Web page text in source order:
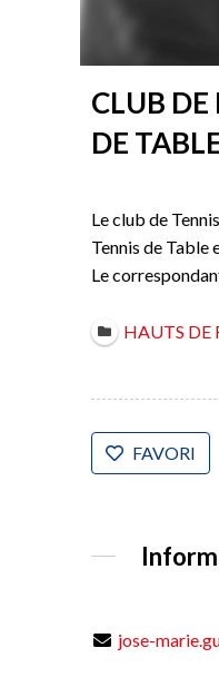
CLUB
DE
Le club de
Tennis de Table
Le
HAUTS DE
FAVORI
jose-